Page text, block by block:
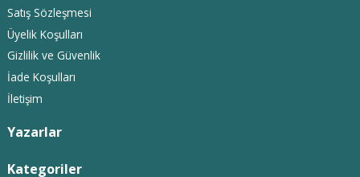
Satış Sözleşmesi
Üyelik Koşulları
Gizlilik ve Güvenlik
İade Koşulları
İletişim
Yazarlar
Kategoriler